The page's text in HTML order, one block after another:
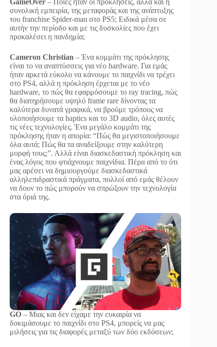
GameOver – Ποιες ήταν οι προκλήσεις, αλλά και η
συνολική εμπειρία, της μεταφοράς και της ανάπτυξης
του franchise Spider-man στο PS5; Ειδικά μέσα σε
αυτήν την περίοδο και με τις δυσκολίες που έχει
προκαλέσει η πανδημία;
Cameron Christian – Ένα κομμάτι της πρόκλησης
είναι το να αναπτύσσεις για νέο hardware. Για εμάς
ήταν αρκετά εύκολο να κάνουμε το παιχνίδι να τρέχει
στο PS4, αλλά η πρόκληση έρχεται με το νέο
hardware, το πώς θα εφαρμόσουμε το ray tracing, πώς
θα διατηρήσουμε υψηλό frame rare δίνοντας τα
καλύτερα δυνατά γραφικά, να βρούμε τρόπους να
υλοποιήσουμε τα haptics και το 3D audio, όλες αυτές
τις νέες τεχνολογίες. Ένα μεγάλο κομμάτι της
πρόκλησης ήταν η απορία: “Πώς θα μεγιστοποιήσουμε
όλα αυτά; Πώς θα τα αναδείξουμε στην καλύτερη
μορφή τους;”. Αλλά είναι διασκεδαστική πρόκληση και
ένας λόγος που φτιάχνουμε παιχνίδια. Πέρα από το ότι
μας αρέσει να δημιουργούμε διασκεδαστικά
αλληλεπιδραστικά πράγματα, πολλοί από εμάς θέλουν
να δουν το πώς μπορούν να σπρώξουν την τεχνολογία
στα όριά της.
GO – Μιας και δεν είχαμε την ευκαιρία να
δοκιμάσουμε το παιχνίδι στο PS4, μπορείς να μας
μιλήσεις για τις διαφορές μεταξύ των δύο εκδόσεων;